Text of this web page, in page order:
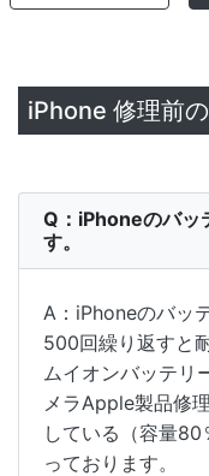
iPhone 修理前
Q：iPhoneのバッ
す。
A：iPhoneのバッ
500回繰り返すと
ムイオンバッテリ
メラApple製品修
している（容量
っております。